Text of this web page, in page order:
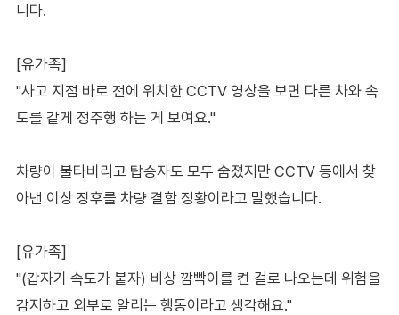
니다.
[유가족]
"사고 지점 바로 전에 위치한 CCTV 영상을 보면 다른 차와 속
도를 같게 정주행 하는 게 보여요."
차량이 불타버리고 탑승자도 모두 숨졌지만 CCTV 등에서 찾
아낸 이상 징후를 차량 결함 정황이라고 말했습니다.
[유가족]
"(갑자기 속도가 붙자) 비상 깜빡이를 켠 걸로 나오는데 위험을
감지하고 외부로 알리는 행동이라고 생각해요."